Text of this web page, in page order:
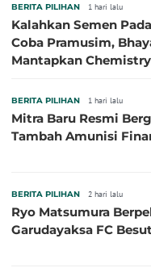
BERITA PILIHAN 1 hari lalu
Kalahkan Semen
Coba Pramusim,
Mantapkan
BERITA PILIHAN 1 hari lalu
Mitra Baru Resmi
Tambah Amunisi
BERITA PILIHAN 2 hari lalu
Ryo Matsumura
Garudayaksa FC